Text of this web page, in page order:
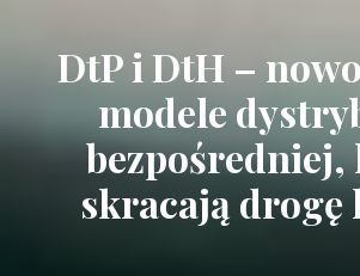
DtP i DtH –
modele
skracają drogę